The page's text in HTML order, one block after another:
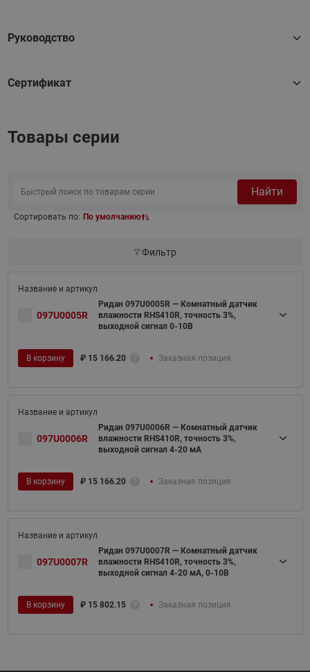
Руководство
Сертификат
Товары серии
Найти
Сортировать по: По умолчанию
Фильтр
097U0005R
Ридан 097U0005R — Комнатный датчик
влажности RHS410R, точность 3%,
выходной сигнал 0-10В
В корзину ₽ 15 166.20 Заказная позиция
097U0006R
Ридан 097U0006R — Комнатный датчик
влажности RHS410R, точность 3%,
выходной сигнал 4-20 мА
В корзину ₽ 15 166.20 Заказная позиция
097U0007R
Ридан 097U0007R — Комнатный датчик
влажности RHS410R, точность 3%,
выходной сигнал 4-20 мА, 0-10В
В корзину ₽ 15 802.15 Заказная позиция